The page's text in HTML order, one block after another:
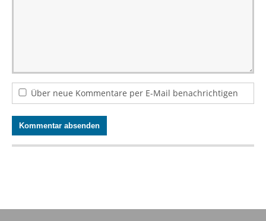
Über neue Kommentare per E-Mail benachrichtigen